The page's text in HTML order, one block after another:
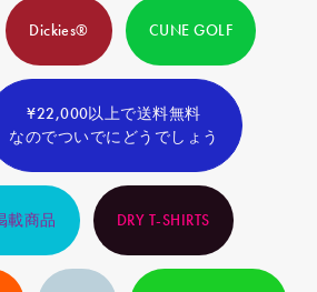
Dickies® CUNE GOLF
¥22,000以上で送料無料
なのでついでにどうでしょう
載商品 DRY T-SHIRTS